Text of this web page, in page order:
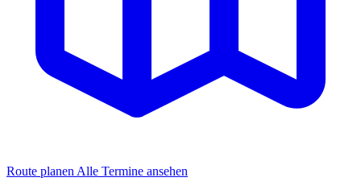
Route planen Alle Termine ansehen